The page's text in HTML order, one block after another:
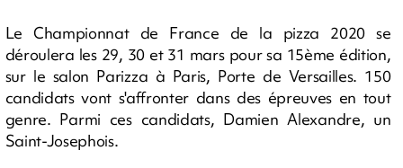
Le Championnat de France de la pizza 2020 se
déroulera les 29, 30 et 31 mars pour sa 15ème édition,
sur le salon Parizza à Paris, Porte de Versailles. 150
candidats vont s'affronter dans des épreuves en tout
genre. Parmi ces candidats, Damien Alexandre, un
Saint-Josephois.